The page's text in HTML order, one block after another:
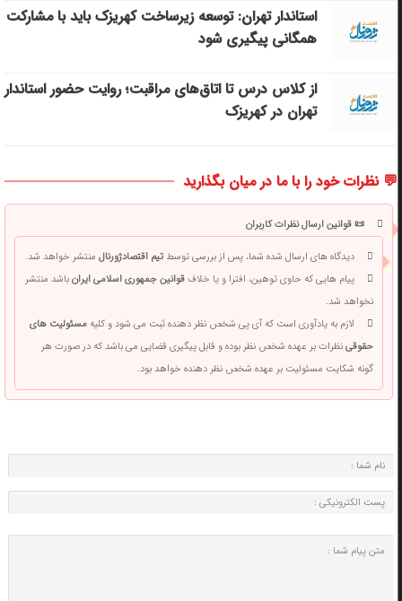
استاندار تهران: توسعه زیرساخت‌ کهریزک باید با مشارکت
همگانی پیگیری شود
از کلاس درس تا اتاق‌های مراقبت؛ روایت حضور استاندار
تهران در کهریزک
💬 نظرات خود را با ما در میان بگذارید
📜 قوانین ارسال نظرات کاربران
دیدگاه های ارسال شده شما، پس از بررسی توسطتیم اقتصادژورنالمنتشر خواهد شد.
پیام هایی که حاوی توهین، افترا و یا خلافقوانین جمهوری اسلامی ایرانباشد منتشر
نخواهد شد.
لازم به یادآوری است که آی پی شخص نظر دهنده ثبت می شود و کلیهمسئولیت های
حقوقینظرات بر عهده شخص نظر بوده و قابل پیگیری قضایی می باشد که در صورت هر
گونه شکایت مسئولیت بر عهده شخص نظر دهنده خواهد بود.